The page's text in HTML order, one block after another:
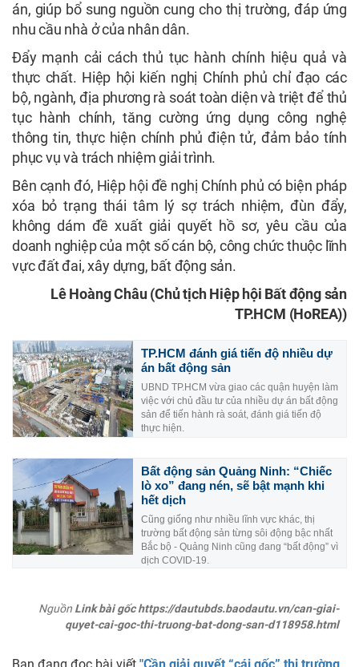
án, giúp bổ sung nguồn cung cho thị trường, đáp ứng
nhu cầu nhà ở của nhân dân.
Đẩy mạnh cải cách thủ tục hành chính hiệu quả và
thực chất. Hiệp hội kiến nghị Chính phủ chỉ đạo các
bộ, ngành, địa phương rà soát toàn diện và triệt để thủ
tục hành chính, tăng cường ứng dụng công nghệ
thông tin, thực hiện chính phủ điện tử, đảm bảo tính
phục vụ và trách nhiệm giải trình.
Bên cạnh đó, Hiệp hội đề nghị Chính phủ có biện pháp
xóa bỏ trạng thái tâm lý sợ trách nhiệm, đùn đẩy,
không dám đề xuất giải quyết hồ sơ, yêu cầu của
doanh nghiệp của một số cán bộ, công chức thuộc lĩnh
vực đất đai, xây dựng, bất động sản.
Lê Hoàng Châu (Chủ tịch Hiệp hội Bất động sản
TP.HCM (HoREA))
TP.HCM đánh giá tiến độ nhiều dự
án bất động sản
UBND TP.HCM vừa giao các quận huyện làm
việc với chủ đầu tư của nhiều dự án bất động
sản để tiến hành rà soát, đánh giá tiến độ
thực hiện.
Bất động sản Quảng Ninh: “Chiếc
lò xo” đang nén, sẽ bật mạnh khi
hết dịch
Cũng giống như nhiều lĩnh vực khác, thị
trường bất động sản từng sôi động bậc nhất
Bắc bộ - Quảng Ninh cũng đang “bất động” vì
dịch COVID-19.
Nguồn Link bài gốc https://dautubds.baodautu.vn/can-giai-
quyet-cai-goc-thi-truong-bat-dong-san-d118958.html